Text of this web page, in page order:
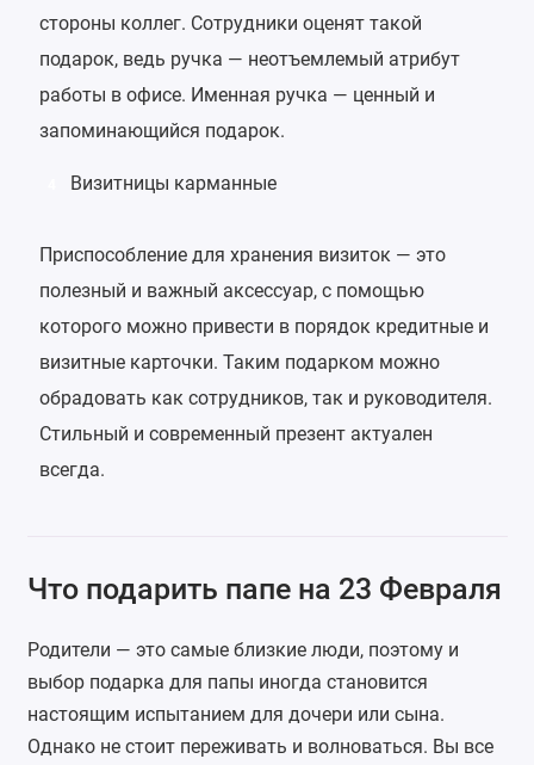
стороны коллег. Сотрудники оценят такой
подарок, ведь ручка — неотъемлемый атрибут
работы в офисе. Именная ручка — ценный и
запоминающийся подарок.
Визитницы карманные
Приспособление для хранения визиток — это
полезный и важный аксессуар, с помощью
которого можно привести в порядок кредитные и
визитные карточки. Таким подарком можно
обрадовать как сотрудников, так и руководителя.
Стильный и современный презент актуален
всегда.
Что подарить папе на 23 Февраля
Родители — это самые близкие люди, поэтому и
выбор подарка для папы иногда становится
настоящим испытанием для дочери или сына.
Однако не стоит переживать и волноваться. Вы все